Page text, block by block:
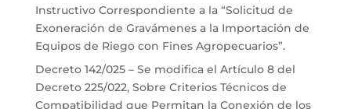
Instructivo Correspondiente a la “Solicitud de
Exoneración de Gravámenes a la Importación de
Equipos de Riego con Fines Agropecuarios”.
Decreto 142/025 – Se modifica el Artículo 8 del
Decreto 225/022, Sobre Criterios Técnicos de
Compatibilidad que Permitan la Conexión de los